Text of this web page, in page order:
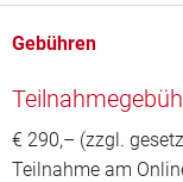
Gebühren
€ 290,– (zzgl.
Teilnahme am